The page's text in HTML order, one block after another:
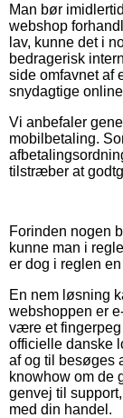
Man bør
webshop
lav, kunne det i
bedragerisk
side omfavnet af
snydagtige
Vi anbefaler
mobilbetaling.
tilstræber at
Forinden nogen
kunne man i
er dog i reglen
En nem løsning
webshoppen er
være et fingerpeg
officielle danske
af og til besøges
knowhow om de
genvej til
med din handel.